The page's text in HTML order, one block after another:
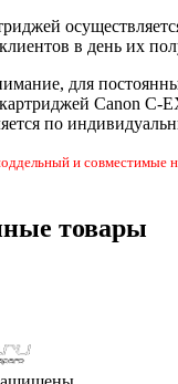
в день их
для
Canon C-
по
и совместимые
товары